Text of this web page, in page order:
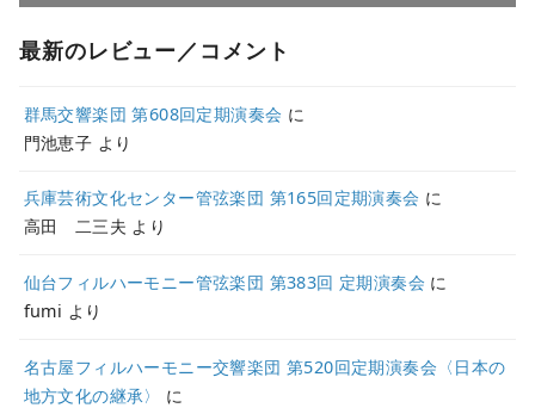
最新のレビュー／コメント
群馬交響楽団 第608回定期演奏会 に
門池恵子 より
兵庫芸術文化センター管弦楽団 第165回定期演奏会 に
高田 二三夫 より
仙台フィルハーモニー管弦楽団 第383回 定期演奏会 に
fumi より
名古屋フィルハーモニー交響楽団 第520回定期演奏会〈日本の
地方文化の継承〉
に